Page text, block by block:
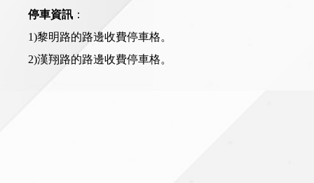
停車資訊 ：
1)黎明路的路邊收費停車格。
2)漢翔路的路邊收費停車格。